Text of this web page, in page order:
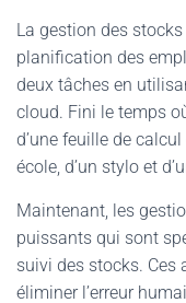
La gestion des
planification des
deux tâches en
cloud. Fini le temps
d’une feuille de
école, d’un stylo et
Maintenant, les
puissants qui sont
suivi des stocks. Ces
éliminer l’erreur